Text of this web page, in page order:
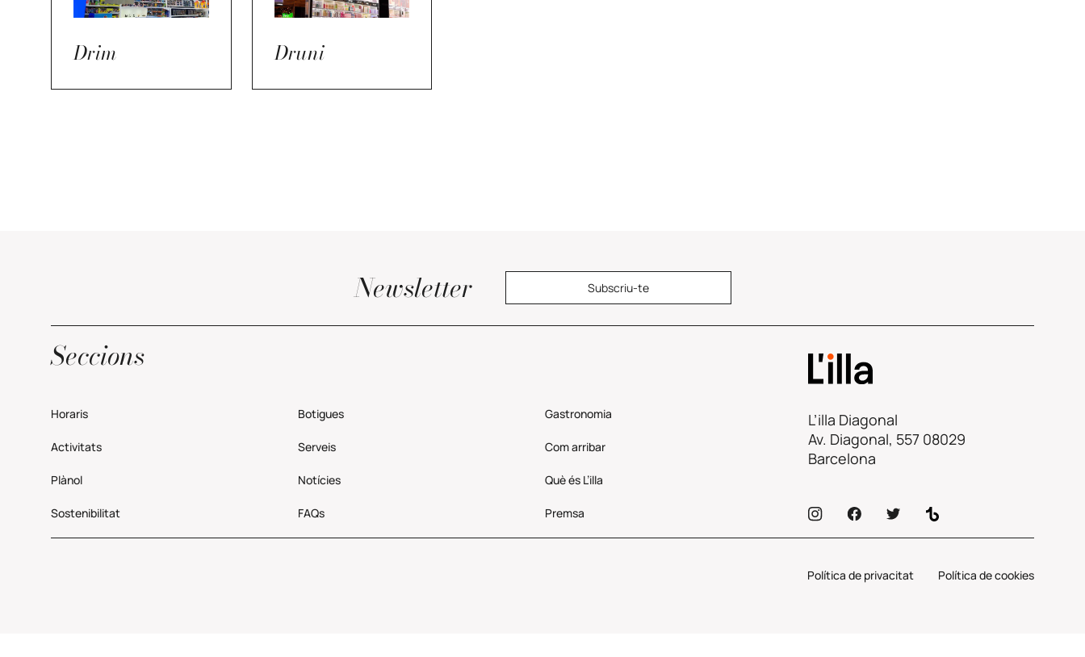
Drim Druni
Newsletter Subscriu-te
Seccions
Horaris Botigues Gastronomia
Activitats Serveis Comarribar
Plànol Notícies Què és L’illa
Sostenibilitat FAQs Premsa
L’illa Diagonal
Av. Diagonal, 557 08029
Barcelona
Política de privacitat Política de cookies